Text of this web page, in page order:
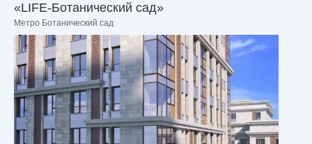
«LIFE-Ботанический cад»
Метро Ботанический сад